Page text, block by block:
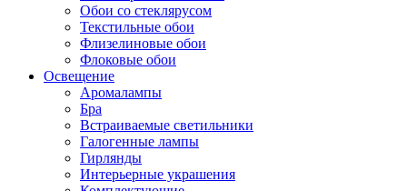
Обои со стеклярусом
Текстильные обои
Флизелиновые обои
Флоковые обои
Освещение
Аромалампы
Бра
Встраиваемые светильники
Галогенные лампы
Гирлянды
Интерьерные украшения